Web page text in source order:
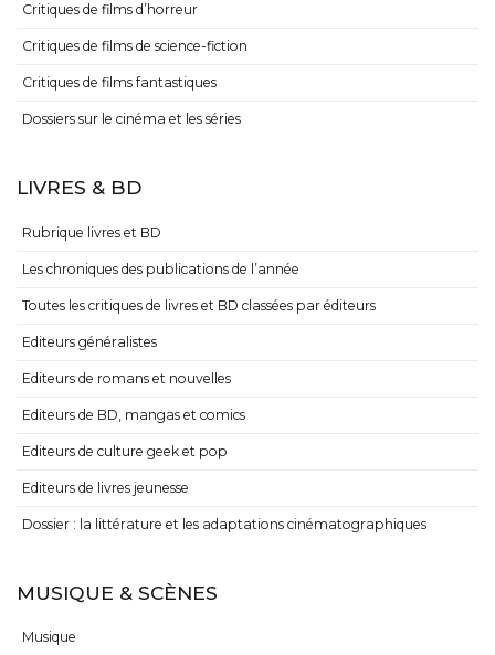
Critiques de films d’horreur
Critiques de films de science-fiction
Critiques de films fantastiques
Dossiers sur le cinéma et les séries
LIVRES & BD
Rubrique livres et BD
Les chroniques des publications de l’année
Toutes les critiques de livres et BD classées par éditeurs
Editeurs généralistes
Editeurs de romans et nouvelles
Editeurs de BD, mangas et comics
Editeurs de culture geek et pop
Editeurs de livres jeunesse
Dossier : la littérature et les adaptations cinématographiques
MUSIQUE & SCÈNES
Musique